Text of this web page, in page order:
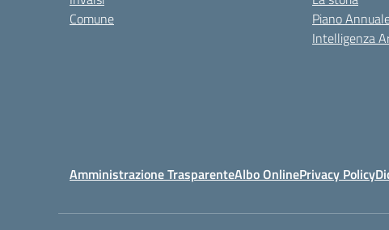
Comune
Piano
Intelligenza
Amministrazione TrasparenteAlbo OnlinePrivacy Policy